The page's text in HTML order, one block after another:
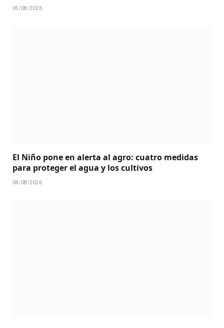
05/08/2026
El Niño pone en alerta al agro: cuatro medidas
para proteger el agua y los cultivos
04/08/2026